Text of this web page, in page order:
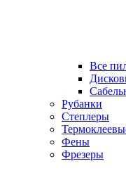
Все
Рубанки
Степлеры
Фены
Фрезеры